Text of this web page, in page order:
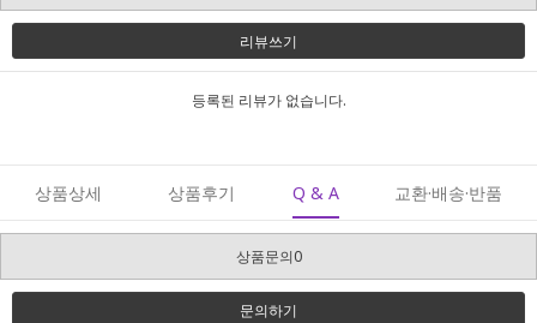
리뷰쓰기
등록된 리뷰가 없습니다.
상품상세 상품후기 Q & A 교환·배송·반품
상품문의0
문의하기